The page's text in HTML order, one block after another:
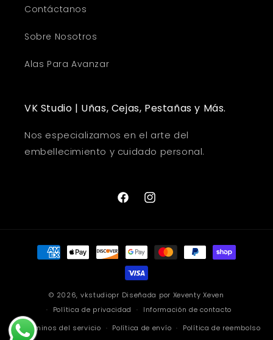
Contáctanos
Sobre Nosotros
Alas Para Avanzar
VK Studio | Uñas, Cejas, Pestañas y Más.
Nos especializamos en el arte del
embellecimiento y cuidado personal.
FacebookInstagram
Formas
© 2026, vkstudiopr Diseñada por Xeventy Xeven
Política de privacidad
Información de contacto
Términos del servicio
Política de envío Política de reembolso